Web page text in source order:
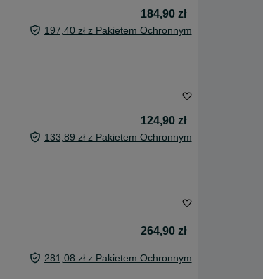
184,90 zł
197,40 zł z Pakietem Ochronnym
124,90 zł
133,89 zł z Pakietem Ochronnym
264,90 zł
281,08 zł z Pakietem Ochronnym